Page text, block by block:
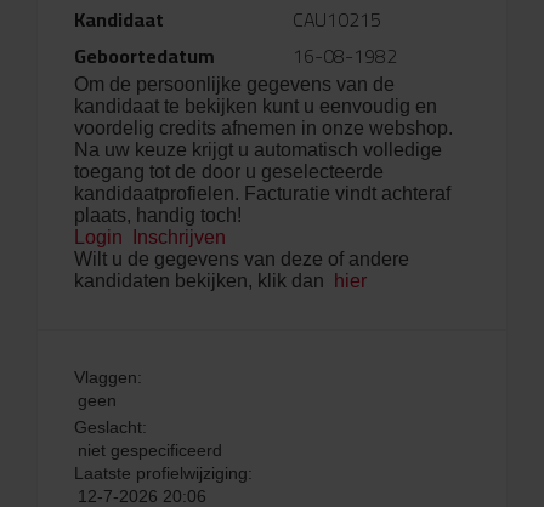
Kandidaat
CAU10215
Geboortedatum
16-08-1982
Om de persoonlijke gegevens van de
kandidaat te bekijken kunt u eenvoudig en
voordelig credits afnemen in onze webshop.
Na uw keuze krijgt u automatisch volledige
toegang tot de door u geselecteerde
kandidaatprofielen. Facturatie vindt achteraf
plaats, handig toch!
Login
Inschrijven
Wilt u de gegevens van deze of andere
kandidaten bekijken, klik dan
hier
Vlaggen:
geen
Geslacht:
niet gespecificeerd
Laatste profielwijziging:
12-7-2026 20:06